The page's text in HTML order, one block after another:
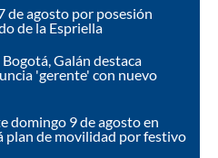
de agosto por posesión
de la Espriella
Galán destaca
'gerente' con nuevo
domingo 9 de agosto en
plan de movilidad por festivo